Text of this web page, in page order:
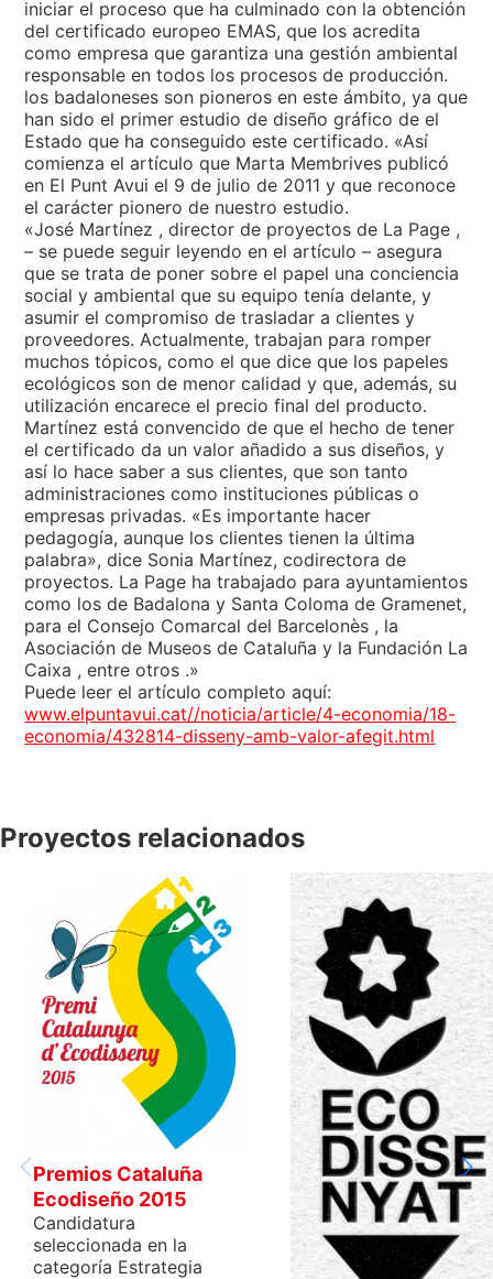
iniciar el proceso que ha culminado con la obtención
del certificado europeo EMAS, que los acredita
como empresa que garantiza una gestión ambiental
responsable en todos los procesos de producción.
los badaloneses son pioneros en este ámbito, ya que
han sido el primer estudio de diseño gráfico de el
Estado que ha conseguido este certificado. «Así
comienza el artículo que Marta Membrives publicó
en El Punt Avui el 9 de julio de 2011 y que reconoce
el carácter pionero de nuestro estudio.
«José Martínez , director de proyectos de La Page ,
– se puede seguir leyendo en el artículo – asegura
que se trata de poner sobre el papel una conciencia
social y ambiental que su equipo tenía delante, y
asumir el compromiso de trasladar a clientes y
proveedores. Actualmente, trabajan para romper
muchos tópicos, como el que dice que los papeles
ecológicos son de menor calidad y que, además, su
utilización encarece el precio final del producto.
Martínez está convencido de que el hecho de tener
el certificado da un valor añadido a sus diseños, y
así lo hace saber a sus clientes, que son tanto
administraciones como instituciones públicas o
empresas privadas. «Es importante hacer
pedagogía, aunque los clientes tienen la última
palabra», dice Sonia Martínez, codirectora de
proyectos. La Page ha trabajado para ayuntamientos
como los de Badalona y Santa Coloma de Gramenet,
para el Consejo Comarcal del Barcelonès , la
Asociación de Museos de Cataluña y la Fundación La
Caixa , entre otros .»
Puede leer el artículo completo aquí:
www.elpuntavui.cat//noticia/article/4-economia/18-
economia/432814-disseny-amb-valor-afegit.html
Proyectos relacionados
Premios Cataluña
Ecodiseño 2015
Candidatura
seleccionada en la
categoría Estrategia